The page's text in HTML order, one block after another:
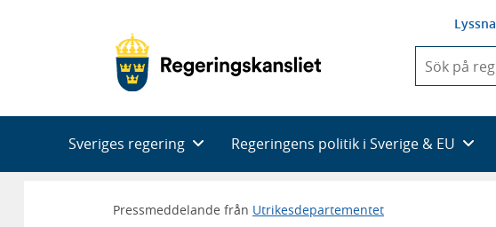
Lyssna
du
skriva
framträder
en
Sveriges regering Regeringens politik i Sverige & EU
Pressmeddelande från Utrikesdepartementet